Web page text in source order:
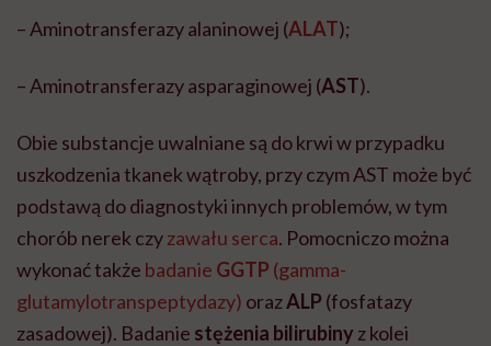
– Aminotransferazy alaninowej (ALAT);
– Aminotransferazy asparaginowej (AST).
Obie substancje uwalniane są do krwi w przypadku
uszkodzenia tkanek wątroby, przy czym AST może być
podstawą do diagnostyki innych problemów, w tym
chorób nerek czyzawału serca. Pomocniczo można
wykonać także badanie GGTP (gamma-
glutamylotranspeptydazy) orazALP (fosfatazy
zasadowej). Badanie stężenia bilirubiny z kolei